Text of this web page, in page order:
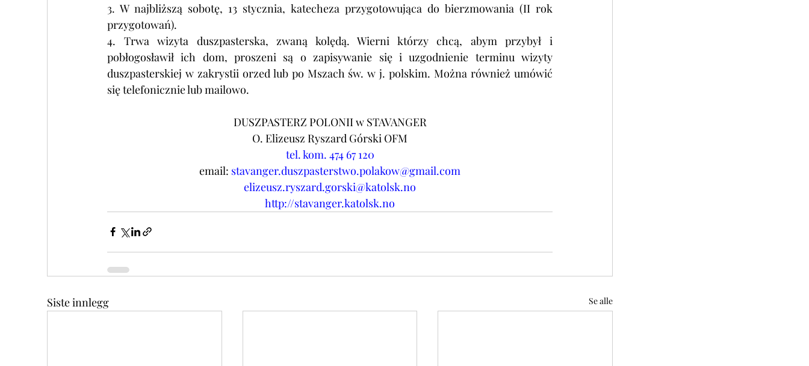
3. W najbliższą sobotę, 13 stycznia, katecheza przygotowująca do bierzmowania (II rok
przygotowań).
4. Trwa wizyta duszpasterska, zwaną kolędą. Wierni którzy chcą, abym przybył i
pobłogosławił ich dom, proszeni są o zapisywanie się i uzgodnienie terminu wizyty
duszpasterskiej w zakrystii orzed lub po Mszach św. w j. polskim. Można również umówić
się telefonicznie lub mailowo.
DUSZPASTERZ POLONII w STAVANGER
O. Elizeusz Ryszard Górski OFM
tel. kom. 474 67 120
email: stavanger.duszpasterstwo.polakow@gmail.com
elizeusz.ryszard.gorski@katolsk.no
http://stavanger.katolsk.no
Siste innlegg Se alle